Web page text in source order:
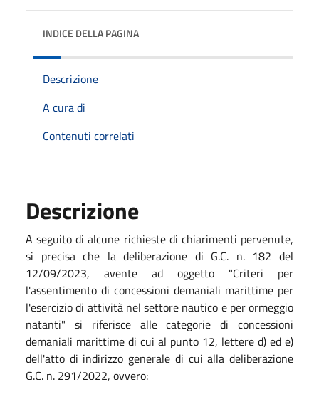
INDICE DELLA PAGINA
Descrizione
A cura di
Contenuti correlati
Descrizione
A seguito di alcune richieste di chiarimenti pervenute,
si precisa che la deliberazione di G.C. n. 182 del
12/09/2023, avente ad oggetto "Criteri per
l'assentimento di concessioni demaniali marittime per
l'esercizio di attività nel settore nautico e per ormeggio
natanti" si riferisce alle categorie di concessioni
demaniali marittime di cui al punto 12, lettere d) ed e)
dell'atto di indirizzo generale di cui alla deliberazione
G.C. n. 291/2022, ovvero: